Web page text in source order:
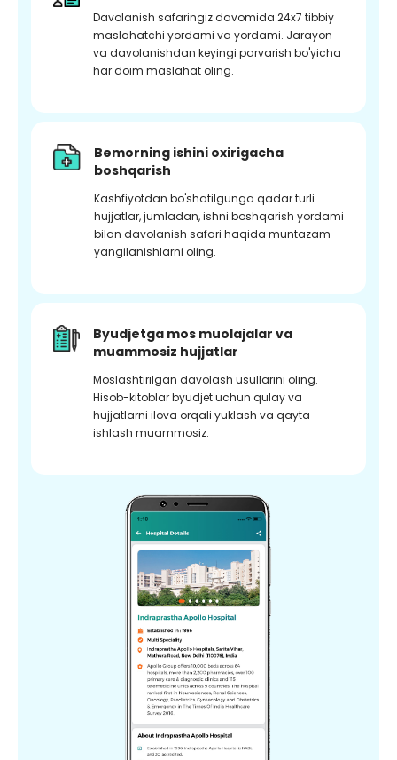
Davolanish safaringiz davomida 24x7 tibbiy
maslahatchi yordami va yordami. Jarayon
va davolanishdan keyingi parvarish bo'yicha
har doim maslahat oling.
Bemorning ishini oxirigacha
boshqarish
Kashfiyotdan bo'shatilgunga qadar turli
hujjatlar, jumladan, ishni boshqarish yordami
bilan davolanish safari haqida muntazam
yangilanishlarni oling.
Byudjetga mos muolajalar va
muammosiz hujjatlar
Moslashtirilgan davolash usullarini oling.
Hisob-kitoblar byudjet uchun qulay va
hujjatlarni ilova orqali yuklash va qayta
ishlash muammosiz.